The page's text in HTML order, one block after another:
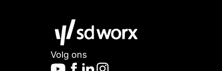
Volg ons